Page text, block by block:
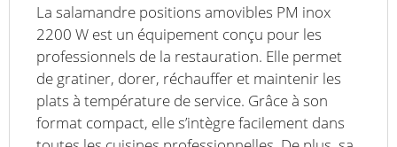
La salamandre positions amovibles PM inox
2200 W est un équipement conçu pour les
professionnels de la restauration. Elle permet
de gratiner, dorer, réchauffer et maintenir les
plats à température de service. Grâce à son
format compact, elle s’intègre facilement dans